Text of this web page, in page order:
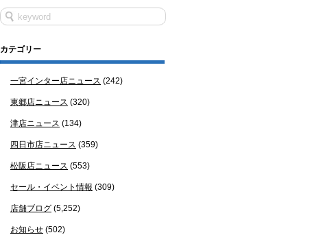
カテゴリー
一宮インター店ニュース (242)
東郷店ニュース (320)
津店ニュース (134)
四日市店ニュース (359)
松阪店ニュース (553)
セール・イベント情報 (309)
店舗ブログ (5,252)
お知らせ (502)